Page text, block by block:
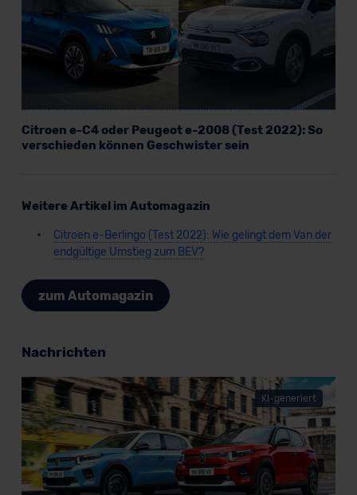
DSGVO) oder wenn Sie hierzu Ihre Einwilligung freiwillig
erteilen. Nähere Informationen zu den bestehenden
Datenschutzklauseln können Sie über den Kontakt zu
unserem Datenschutzbeauftragten unter
datenschutz@meinauto.de anfordern.
Datenschutzerklärung Impressum
Citroen e-C4 oder Peugeot e-2008 (Test 2022): So
verschieden können Geschwister sein
Weitere Artikel im Automagazin
Citroen e-Berlingo (Test 2022): Wie gelingt dem Van der
endgültige Umstieg zum BEV?
zum Automagazin
Nachrichten
KI-generiert